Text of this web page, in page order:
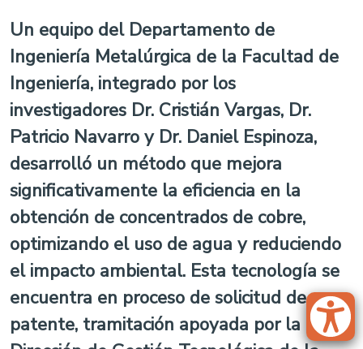
Un equipo del Departamento de
Ingeniería Metalúrgica de la Facultad de
Ingeniería, integrado por los
investigadores Dr. Cristián Vargas, Dr.
Patricio Navarro y Dr. Daniel Espinoza,
desarrolló un método que mejora
significativamente la eficiencia en la
obtención de concentrados de cobre,
optimizando el uso de agua y reduciendo
el impacto ambiental. Esta tecnología se
encuentra en proceso de solicitud de
patente, tramitación apoyada por la